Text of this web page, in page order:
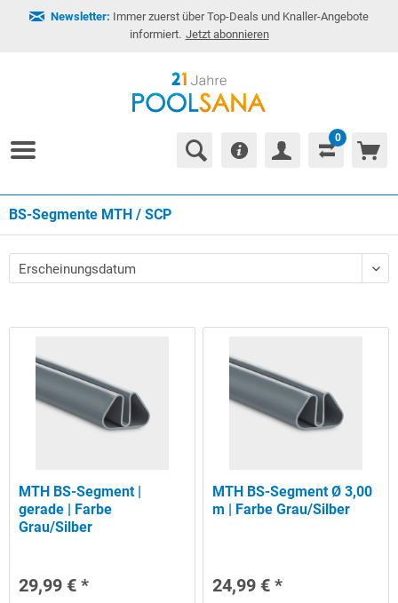
Newsletter: Immer zuerst über Top-Deals und Knaller-Angebote
informiert. Jetzt abonnieren
0
BS-Segmente MTH / SCP
MTH BS-Segment |
gerade | Farbe
Grau/Silber
29,99 € *
MTH BS-Segment Ø 3,00
m | Farbe Grau/Silber
24,99 € *